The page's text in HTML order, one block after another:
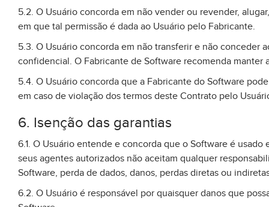
5.2. O Usuário concorda em não vender ou revender,
em que tal permissão é dada ao Usuário pelo Fabricante.
5.3. O Usuário concorda em não transferir e não conceder
confidencial. O Fabricante de Software recomenda
5.4. O Usuário concorda que a Fabricante do Software
em caso de violação dos termos deste Contrato pelo
6. Isenção das garantias
6.1. O Usuário entende e concorda que o Software é
seus agentes autorizados não aceitam qualquer
Software, perda de dados, danos, perdas diretas ou
6.2. O Usuário é responsável por quaisquer danos que